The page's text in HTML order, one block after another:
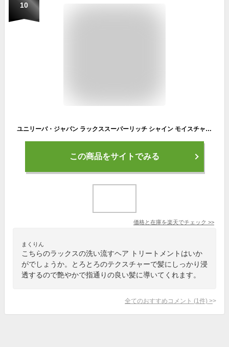
10
ユニリーバ・ジャパン ラックススーパーリッチ シャイン モイスチャー とろとろ 保湿 トリートメント300g| ヘアトリートメント ダメージケア ヘアマスク 傷んだ髪 トリートメント 洗い流すトリートメント 保湿 ツヤ
この商品をサイトでみる
価格と在庫を楽天でチェック >>
まくりん
こちらのラックスの洗い流すヘア トリートメントはいか
がでしょうか。とろとろのテクスチャーで髪にしっかり浸
透するので艶やかで指通りの良い髪に導いてくれます。
全てのおすすめコメント (1 件) >